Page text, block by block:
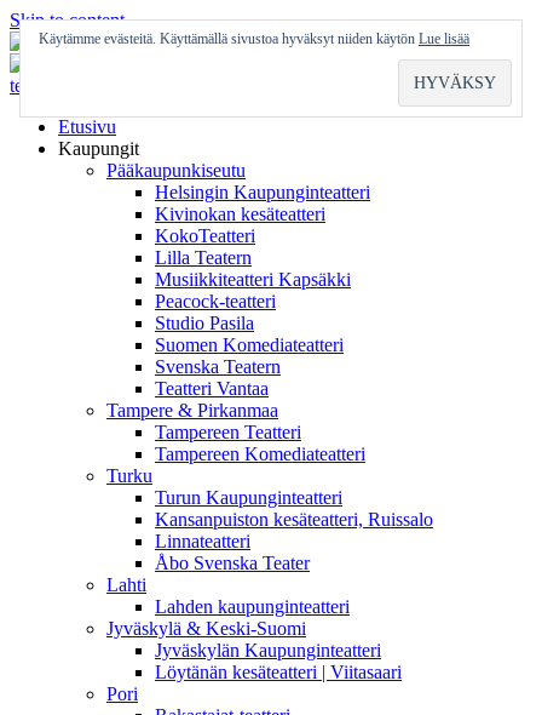
Skip to content
Etusivu
Kaupungit
Pääkaupunkiseutu
Helsingin Kaupunginteatteri
Kivinokan kesäteatteri
KokoTeatteri
Lilla Teatern
Musiikkiteatteri Kapsäkki
Peacock-teatteri
Studio Pasila
Suomen Komediateatteri
Svenska Teatern
Teatteri Vantaa
Tampere & Pirkanmaa
Tampereen Teatteri
Tampereen Komediateatteri
Turku
Turun Kaupunginteatteri
Kansanpuiston kesäteatteri, Ruissalo
Linnateatteri
Åbo Svenska Teater
Lahti
Lahden kaupunginteatteri
Jyväskylä & Keski-Suomi
Jyväskylän Kaupunginteatteri
Löytänän kesäteatteri | Viitasaari
Pori
Käytämme evästeitä. Käyttämällä sivustoa hyväksyt niiden käytön Lue lisää